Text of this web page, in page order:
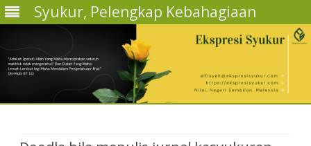
Syukur, Pelengkap Kebahagiaan